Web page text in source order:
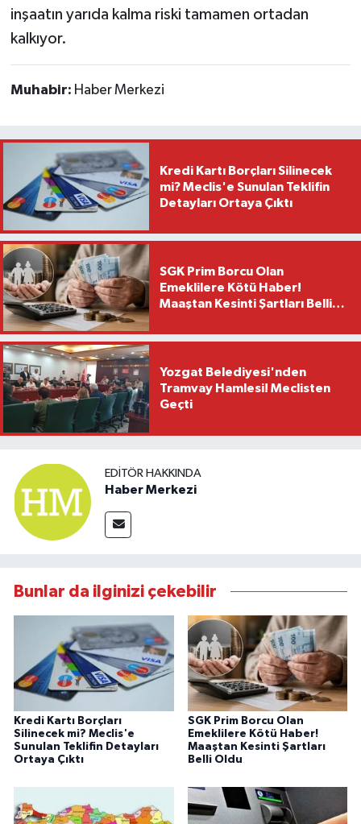
inşaatın yarıda kalma riski tamamen ortadan
kalkıyor.
Muhabir: Haber Merkezi
Kredi Kartı Borçları Silinecek
mi? Meclis'e Sunulan Teklifin
Detayları Ortaya Çıktı
SGK Prim Borcu Olan
Emeklilere Kötü Haber!
Maaştan Kesinti Şartları Belli
Yozgat Belediyesi'nden
Tramvay Hamlesi! Meclisten
Geçti
EDITÖR HAKKINDA
Haber Merkezi
Bunlar da ilginizi çekebilir
Kredi Kartı Borçları
Silinecek mi? Meclis'e
Sunulan Teklifin Detayları
Ortaya Çıktı
SGK Prim Borcu Olan
Emeklilere Kötü Haber!
Maaştan Kesinti Şartları
Belli Oldu